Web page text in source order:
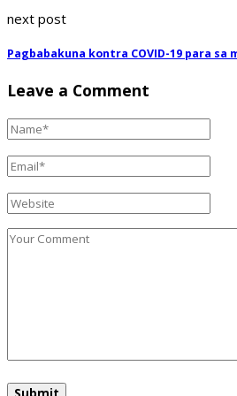
next post
Pagbabakuna kontra COVID-19 para sa
Leave a Comment